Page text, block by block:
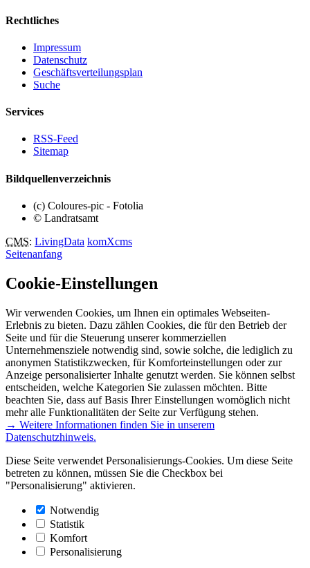
Rechtliches
Impressum
Datenschutz
Geschäftsverteilungsplan
Suche
Services
RSS-Feed
Sitemap
Bildquellenverzeichnis
(c) Coloures-pic - Fotolia
© Landratsamt
CMS: LivingData komXcms
Seitenanfang
Cookie-Einstellungen
Wir verwenden Cookies, um Ihnen ein optimales Webseiten-
Erlebnis zu bieten. Dazu zählen Cookies, die für den Betrieb der
Seite und für die Steuerung unserer kommerziellen
Unternehmensziele notwendig sind, sowie solche, die lediglich zu
anonymen Statistikzwecken, für Komforteinstellungen oder zur
Anzeige personalisierter Inhalte genutzt werden. Sie können selbst
entscheiden, welche Kategorien Sie zulassen möchten. Bitte
beachten Sie, dass auf Basis Ihrer Einstellungen womöglich nicht
mehr alle Funktionalitäten der Seite zur Verfügung stehen.
→ Weitere Informationen finden Sie in unserem
Datenschutzhinweis.
Diese Seite verwendet Personalisierungs-Cookies. Um diese Seite
betreten zu können, müssen Sie die Checkbox bei
"Personalisierung" aktivieren.
Notwendig
Statistik
Komfort
Personalisierung